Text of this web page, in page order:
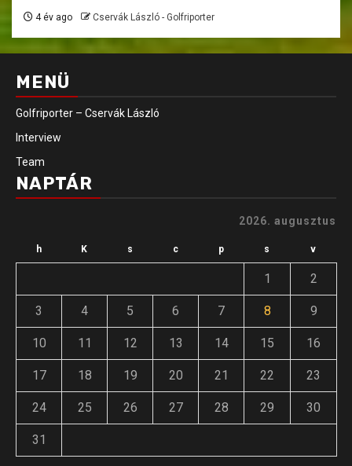
4 év ago Cservák László - Golfriporter
MENÜ
Golfriporter – Cservák László
Interview
Team
NAPTÁR
2026. augusztus
h K s c p s v
1 2
3 4 5 6 7 8 9
10 11 12 13 14 15 16
17 18 19 20 21 22 23
24 25 26 27 28 29 30
31